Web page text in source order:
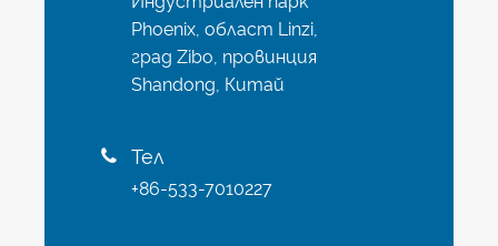
Phoenix, област Linzi,
град Zibo, провинция
Shandong, Китай
 Тел
+86-533-7010227